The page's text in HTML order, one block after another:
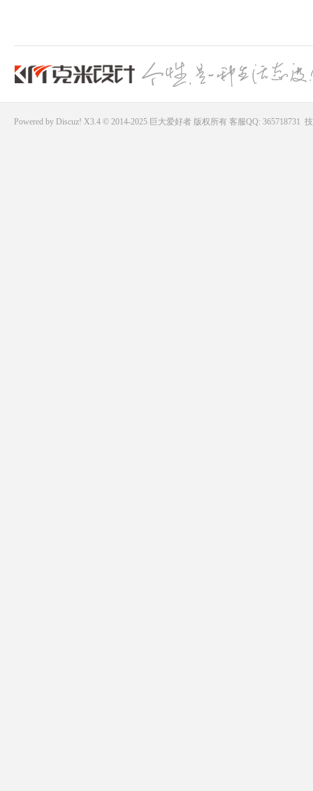
Powered by Discuz! X3.4 © 2014-2025 巨大爱好者版权所有 客服QQ: 365718731